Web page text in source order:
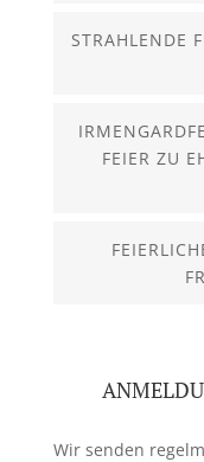
STRAHLENDE
FEIER ZU
Wir senden